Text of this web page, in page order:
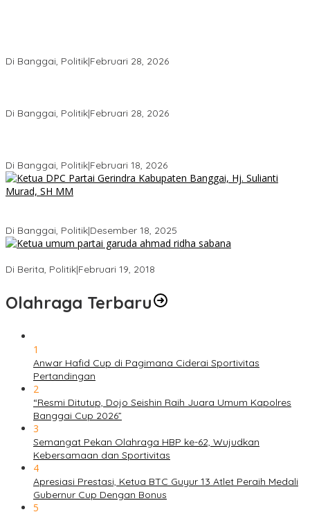
Di Banggai, Politik|Februari 28, 2026
Di Banggai, Politik|Februari 28, 2026
Di Banggai, Politik|Februari 18, 2026
Di Banggai, Politik|Desember 18, 2025
Di Berita, Politik|Februari 19, 2018
Olahraga Terbaru
1
Anwar Hafid Cup di Pagimana Ciderai Sportivitas
Pertandingan
2
“Resmi Ditutup, Dojo Seishin Raih Juara Umum Kapolres
Banggai Cup 2026”
3
Semangat Pekan Olahraga HBP ke-62, Wujudkan
Kebersamaan dan Sportivitas
4
Apresiasi Prestasi, Ketua BTC Guyur 13 Atlet Peraih Medali
Gubernur Cup Dengan Bonus
5